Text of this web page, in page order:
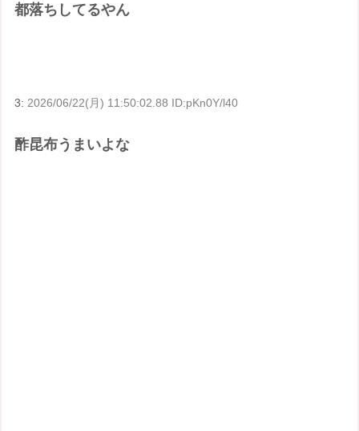
都落ちしてるやん
3:2026/06/22(月) 11:50:02.88 ID:pKn0Y/l40
酢昆布うまいよな